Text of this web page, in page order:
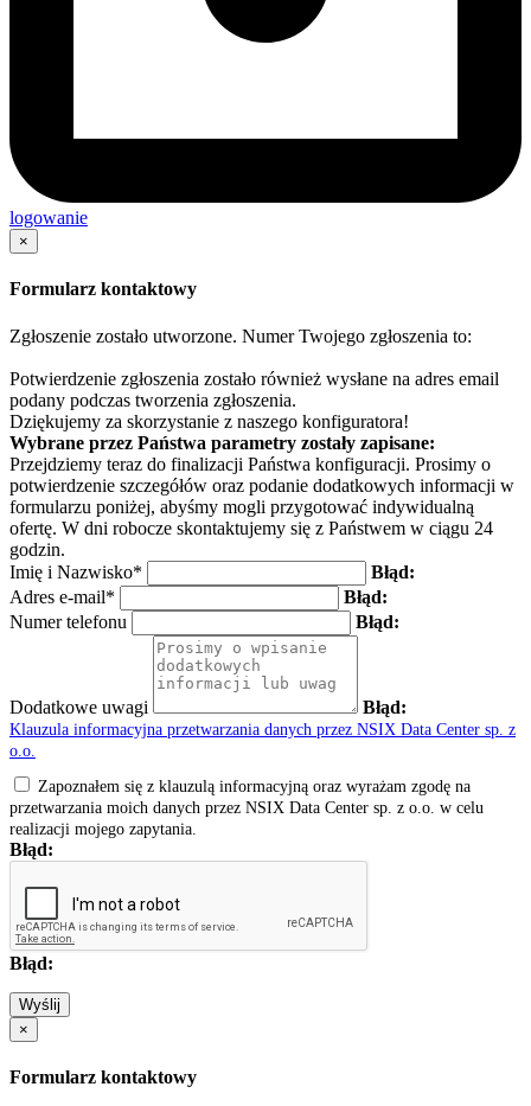
logowanie
×
Formularz kontaktowy
Zgłoszenie zostało utworzone. Numer Twojego zgłoszenia to:
Potwierdzenie zgłoszenia zostało również wysłane na adres email
podany podczas tworzenia zgłoszenia.
Dziękujemy za skorzystanie z naszego konfiguratora!
Wybrane przez Państwa parametry zostały zapisane:
Przejdziemy teraz do finalizacji Państwa konfiguracji. Prosimy o
potwierdzenie szczegółów oraz podanie dodatkowych informacji w
formularzu poniżej, abyśmy mogli przygotować indywidualną
ofertę. W dni robocze skontaktujemy się z Państwem w ciągu 24
godzin.
Imię i Nazwisko*
Błąd:
Adres e-mail*
Błąd:
Numer telefonu
Błąd:
Dodatkowe uwagi Błąd:
Klauzula informacyjna przetwarzania danych przez NSIX Data Center sp. z
o.o.
Zapoznałem się z klauzulą informacyjną oraz wyrażam zgodę na
przetwarzania moich danych przez NSIX Data Center sp. z o.o. w celu
realizacji mojego zapytania.
Błąd:
Błąd:
Wyślij
×
Formularz kontaktowy